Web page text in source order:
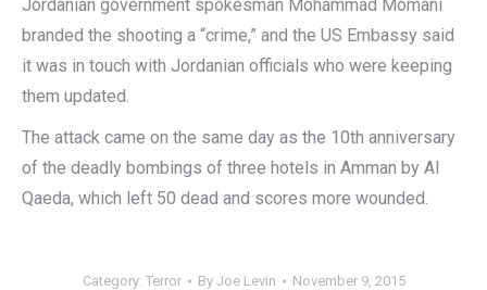
Jordanian government spokesman Mohammad Momani
branded the shooting a “crime,” and the US Embassy said
it was in touch with Jordanian officials who were keeping
them updated.
The attack came on the same day as the 10th anniversary
of the deadly bombings of three hotels in Amman by Al
Qaeda, which left 50 dead and scores more wounded.
Category: Terror By Joe Levin November 9, 2015